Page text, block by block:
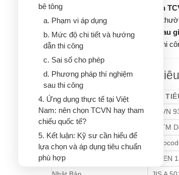
bê tông
a. Phạm vi áp dụng
b. Mức độ chi tiết và hướng
dẫn thi công
c. Sai số cho phép
d. Phương pháp thí nghiệm
sau thi công
4. Ứng dụng thực tế tại Việt
Nam: nên chọn TCVN hay tham
chiếu quốc tế?
5. Kết luận: Kỹ sư cần hiểu để
lựa chọn và áp dụng tiêu chuẩn
phù hợp
Tại Việt Nam, hệ thống
tiêu chuẩn
Trong khi đó, các nước phát triển
JIS (Nhật Bản) . Vậy,sự khác nhau
hoặc tham chiếu theo hệ nào khi thi
1. Tổng quan các bộ
QUỐC GIA / KHU VỰC BỘ
Việt Nam
TCVN
Hoa Kỳ (Mỹ) ASTM
Châu Âu
Anh quốc BS EN